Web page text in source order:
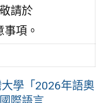
請於
項。
大學「2026年語奧